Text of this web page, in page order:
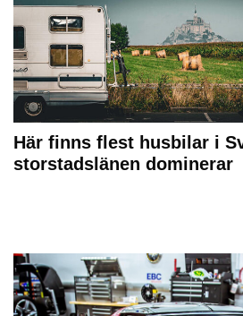
Här finns flest husbilar i
storstadslänen dominerar